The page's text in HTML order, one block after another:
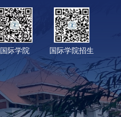
国际学院 国际学院招生